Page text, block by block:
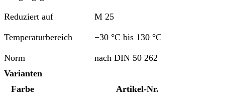
Reduziert auf M 25
Temperaturbereich −30 °C bis 130 °C
Norm
nach DIN 50 262
Varianten
Farbe
Artikel-Nr.